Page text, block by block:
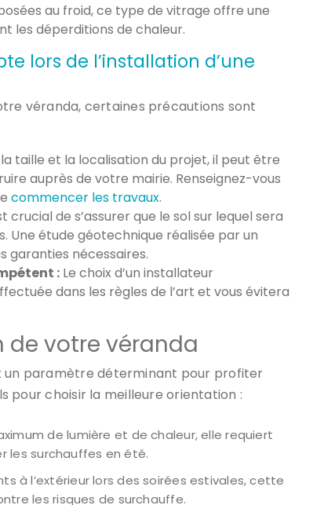
au froid, ce type de vitrage offre une
les déperditions de chaleur.
lors de l’installation d’une
véranda, certaines précautions sont
taille et la localisation du projet, il peut être
auprès de votre mairie. Renseignez-vous
commencer les travaux.
crucial de s’assurer que le sol sur lequel sera
étude géotechnique réalisée par un
garanties nécessaires.
: Le choix d’un installateur
dans les règles de l’art et vous évitera
de votre véranda
un paramètre déterminant pour profiter
pour choisir la meilleure orientation :
de lumière et de chaleur, elle requiert
les surchauffes en été.
à l’extérieur lors des soirées estivales, cette
les risques de surchauffe.